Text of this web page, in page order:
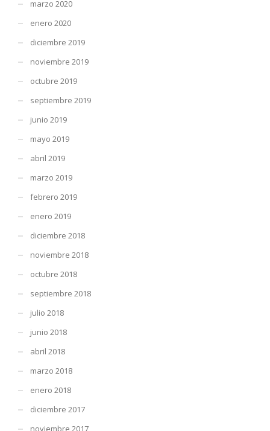
marzo 2020
enero 2020
diciembre 2019
noviembre 2019
octubre 2019
septiembre 2019
junio 2019
mayo 2019
abril 2019
marzo 2019
febrero 2019
enero 2019
diciembre 2018
noviembre 2018
octubre 2018
septiembre 2018
julio 2018
junio 2018
abril 2018
marzo 2018
enero 2018
diciembre 2017
noviembre 2017